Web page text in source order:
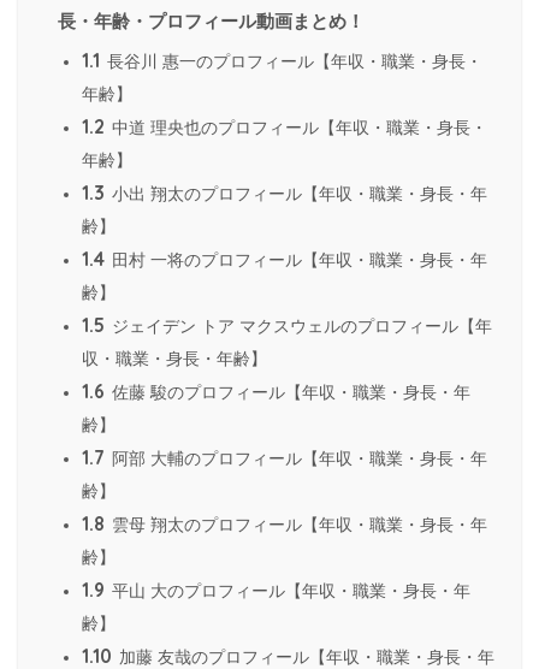
長・年齢・プロフィール動画まとめ！
1.1 長谷川 惠一のプロフィール【年収・職業・身長・
年齢】
1.2 中道 理央也のプロフィール【年収・職業・身長・
年齢】
1.3 小出 翔太のプロフィール【年収・職業・身長・年
齢】
1.4 田村 一将のプロフィール【年収・職業・身長・年
齢】
1.5 ジェイデン トア マクスウェルのプロフィール【年
収・職業・身長・年齢】
1.6 佐藤 駿のプロフィール【年収・職業・身長・年
齢】
1.7 阿部 大輔のプロフィール【年収・職業・身長・年
齢】
1.8 雲母 翔太のプロフィール【年収・職業・身長・年
齢】
1.9 平山 大のプロフィール【年収・職業・身長・年
齢】
1.10 加藤 友哉のプロフィール【年収・職業・身長・年